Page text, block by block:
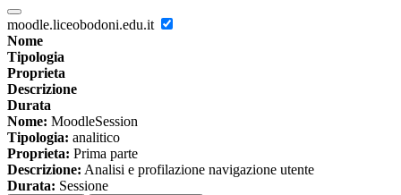
moodle.liceobodoni.edu.it
Nome
Tipologia
Proprieta
Descrizione
Durata
Nome: MoodleSession
Tipologia: analitico
Proprieta: Prima parte
Descrizione: Analisi e profilazione navigazione utente
Durata: Sessione